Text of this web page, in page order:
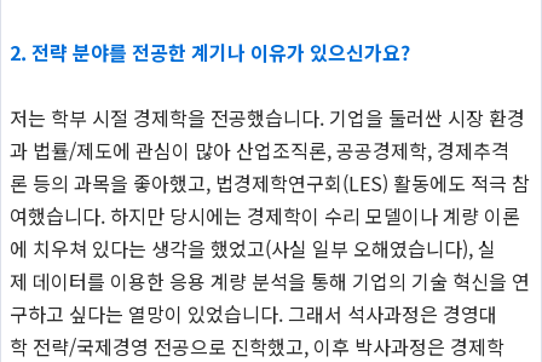
2. 전략 분야를 전공한 계기나 이유가 있으신가요?
저는 학부 시절 경제학을 전공했습니다. 기업을 둘러싼 시장 환경
과 법률/제도에 관심이 많아 산업조직론, 공공경제학, 경제추격
론 등의 과목을 좋아했고, 법경제학연구회(LES) 활동에도 적극 참
여했습니다. 하지만 당시에는 경제학이 수리 모델이나 계량 이론
에 치우쳐 있다는 생각을 했었고(사실 일부 오해였습니다), 실
제 데이터를 이용한 응용 계량 분석을 통해 기업의 기술 혁신을 연
구하고 싶다는 열망이 있었습니다. 그래서 석사과정은 경영대
학 전략/국제경영 전공으로 진학했고, 이후 박사과정은 경제학